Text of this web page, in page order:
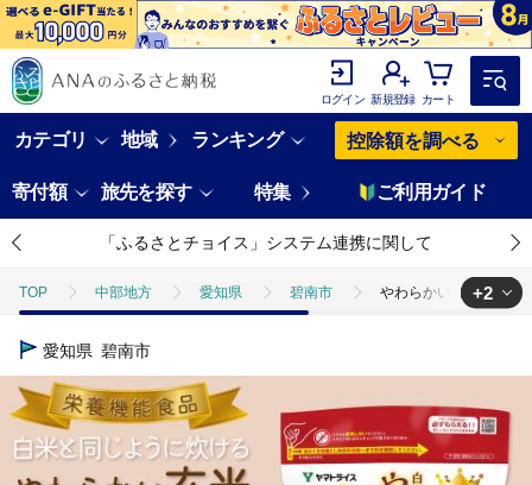
ログイン 新規登録 カート
カテゴリ 地域 ランキング 控除額を調べる
寄付額 旅先を探す 特集 ご利用ガイド
「ふるさとチョイス」システム連携に関して
TOP 中部地方 愛知県 碧南市 やわらかい玄米
TOP
TOP 米(定期便)
+2
愛知県 碧南市